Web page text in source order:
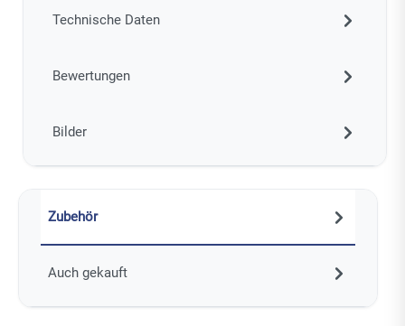
Technische Daten
Bewertungen
Bilder
Zubehör
Auch gekauft